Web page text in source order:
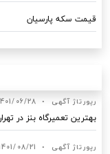
قیمت سکه پارسیان
رپورتاژ آگهی •
06/28
بهترین تعمیرگاه بنز در
رپورتاژ آگهی •
08/21